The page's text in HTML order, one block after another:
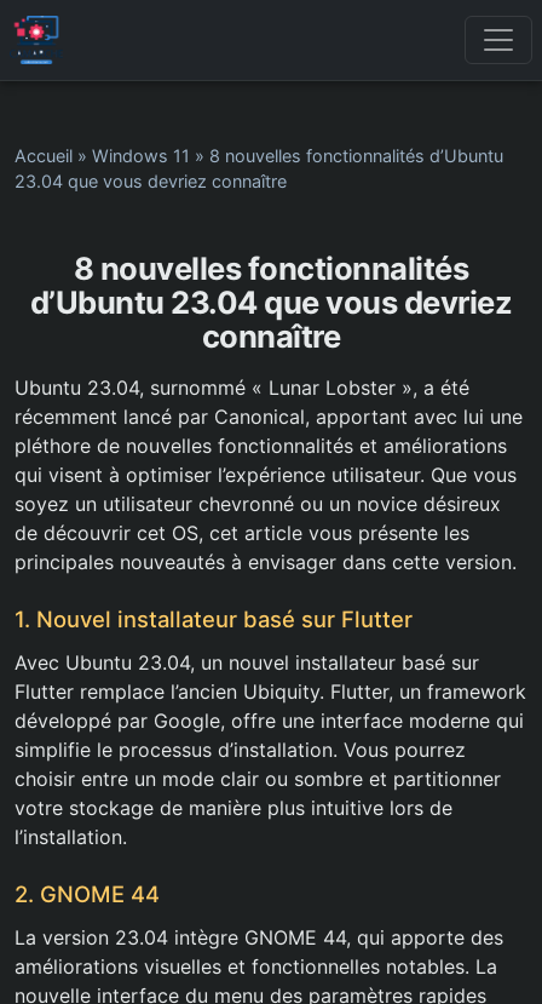
Accueil » Windows 11 » 8 nouvelles fonctionnalités d’Ubuntu
23.04 que vous devriez connaître
8 nouvelles fonctionnalités
d’Ubuntu 23.04 que vous devriez
connaître
Ubuntu 23.04, surnommé « Lunar Lobster », a été
récemment lancé par Canonical, apportant avec lui une
pléthore de nouvelles fonctionnalités et améliorations
qui visent à optimiser l’expérience utilisateur. Que vous
soyez un utilisateur chevronné ou un novice désireux
de découvrir cet OS, cet article vous présente les
principales nouveautés à envisager dans cette version.
1. Nouvel installateur basé sur Flutter
Avec Ubuntu 23.04, un nouvel installateur basé sur
Flutter remplace l’ancien Ubiquity. Flutter, un framework
développé par Google, offre une interface moderne qui
simplifie le processus d’installation. Vous pourrez
choisir entre un mode clair ou sombre et partitionner
votre stockage de manière plus intuitive lors de
l’installation.
2. GNOME 44
La version 23.04 intègre GNOME 44, qui apporte des
améliorations visuelles et fonctionnelles notables. La
nouvelle interface du menu des paramètres rapides